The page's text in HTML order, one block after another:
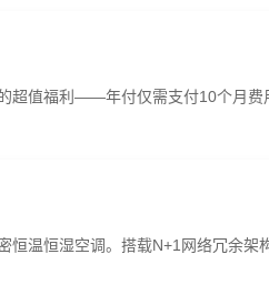
超值福利——年付仅需支付10个月费
温恒湿空调。搭载N+1网络冗余架